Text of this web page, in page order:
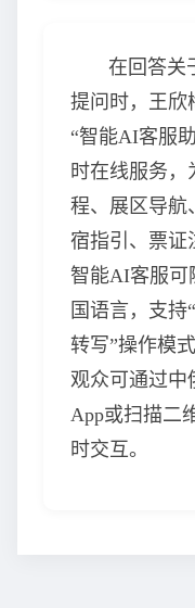
在回答关
提问时，王欣
“智能AI客服
时在线服务，
程、展区导航
宿指引、票证
智能AI客服可
国语言，支持
转写”操作模
观众可通过中
App或扫描二
时交互。